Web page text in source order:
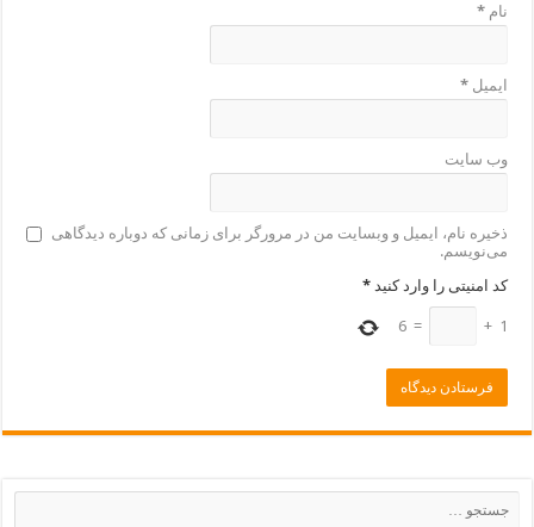
نام*
ایمیل*
وب‌ سایت
ذخیره نام، ایمیل و وبسایت من در مرورگر برای زمانی که دوباره دیدگاهی
می‌نویسم.
کد امنیتی را وارد کنید *
1
+
=
6